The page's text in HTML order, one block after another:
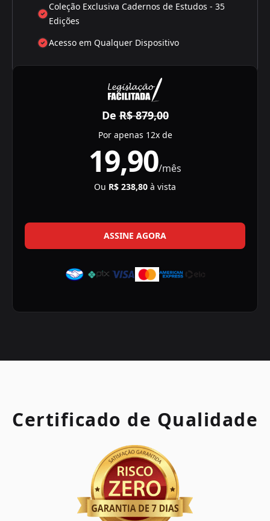
Coleção Exclusiva Cadernos de Estudos - 35
Edições
Acesso em Qualquer Dispositivo
DeR$ 879,00
Por apenas 12x de
19,90/mês
Ou R$ 238,80 à vista
ASSINE AGORA
Certificado de Qualidade